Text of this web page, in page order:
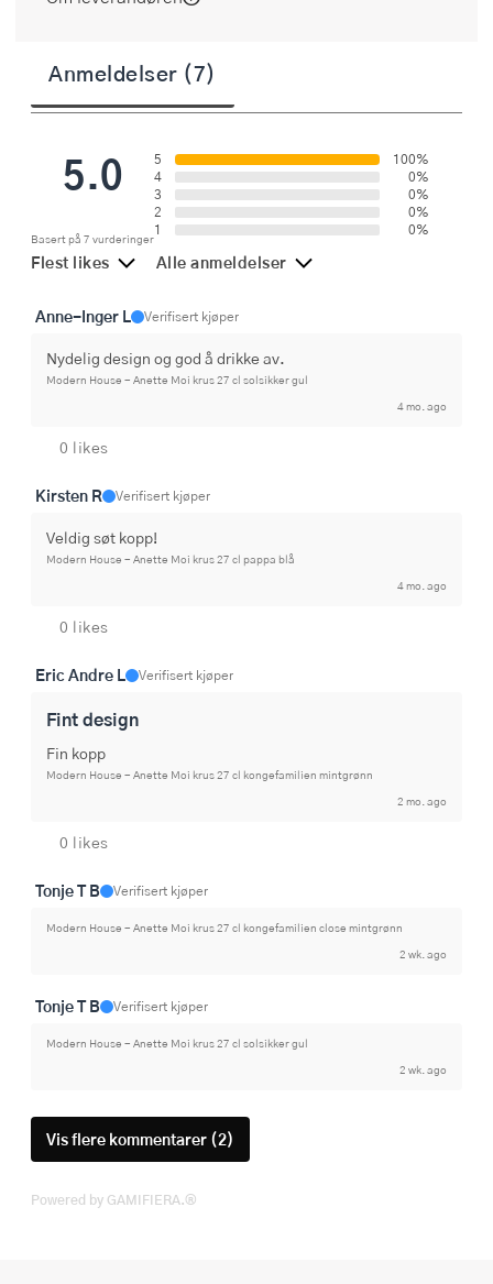
Anmeldelser (7)
5.0
Basert på 7 vurderinger
5
100%
4
0%
3
0%
2
0%
1
0%
Flest likes Alle anmeldelser
Anne-Inger L Verifisert kjøper
Nydelig design og god å drikke av.
Modern House - Anette Moi krus 27 cl solsikker gul
4 mo. ago
0 likes
Kirsten R Verifisert kjøper
Veldig søt kopp!
Modern House - Anette Moi krus 27 cl pappa blå
4 mo. ago
0 likes
Eric Andre L Verifisert kjøper
Fint design
Fin kopp
Modern House - Anette Moi krus 27 cl kongefamilien mintgrønn
2 mo. ago
0 likes
Tonje T B Verifisert kjøper
Modern House - Anette Moi krus 27 cl kongefamilien close mintgrønn
2 wk. ago
Tonje T B Verifisert kjøper
Modern House - Anette Moi krus 27 cl solsikker gul
2 wk. ago
Vis flere kommentarer (2)
Powered by GAMIFIERA.®